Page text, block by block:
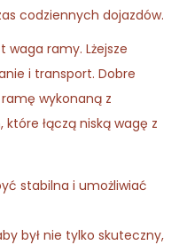
codziennych dojazdów.
waga ramy. Lżejsze
i transport. Dobre
wykonaną z
łączą niską wagę z
stabilna i umożliwiać
był nie tylko skuteczny,